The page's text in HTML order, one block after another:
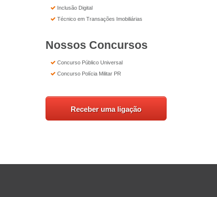
Inclusão Digital
Técnico em Transações Imobiliárias
Nossos Concursos
Concurso Público Universal
Concurso Polícia Militar PR